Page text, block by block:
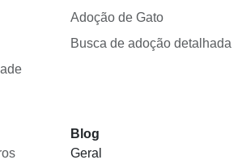
Adoção de Gato
Busca de adoção detalhada
Blog
Geral